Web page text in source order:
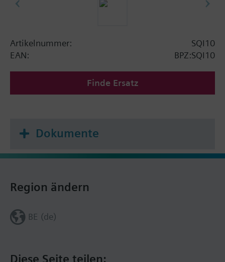
Artikelnummer:
SQI10
EAN:
BPZ:SQI10
Finde Ersatz
Dokumente
Region ändern
BE (de)